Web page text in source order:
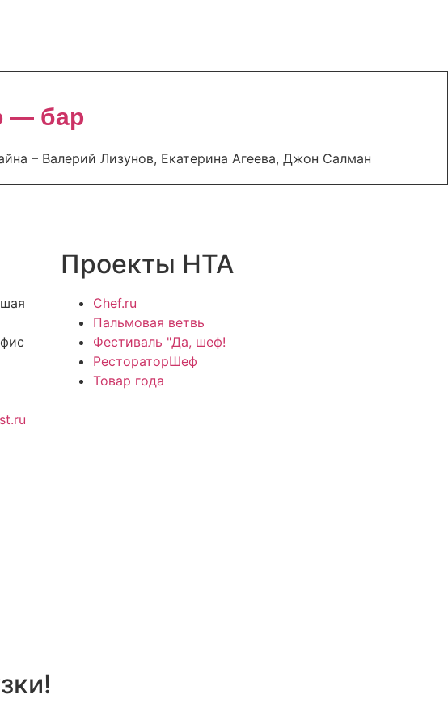
— бар
– Валерий Лизунов, Екатерина Агеева, Джон Салман
Проекты НТА
Chef.ru
Пальмовая ветвь
Фестиваль "Да, шеф!
РестораторШеф
Товар года